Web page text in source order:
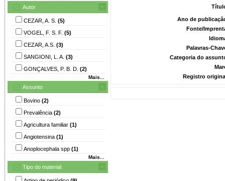
Autor
CEZAR, A. S. (5)
VOGEL, F. S. F. (5)
CEZAR, A.S. (3)
SANGIONI, L. A. (3)
GONÇALVES, P. B. D. (2)
Mais...
Assunto
Bovino (2)
Prevalência (2)
Agricultura familiar (1)
Angiotensina (1)
Anoplocephala spp (1)
Mais...
Tipo do material
Ano de
Fonte/
Palavras-
Categoria do
Registro